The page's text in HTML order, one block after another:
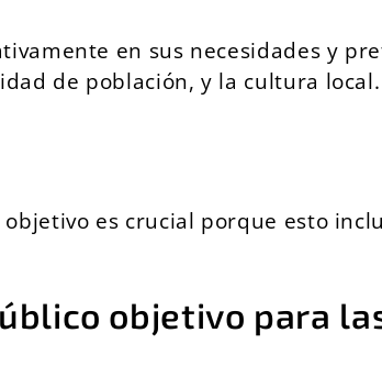
en sus necesidades y
de población, y la cultura local.
es crucial porque esto
objetivo para